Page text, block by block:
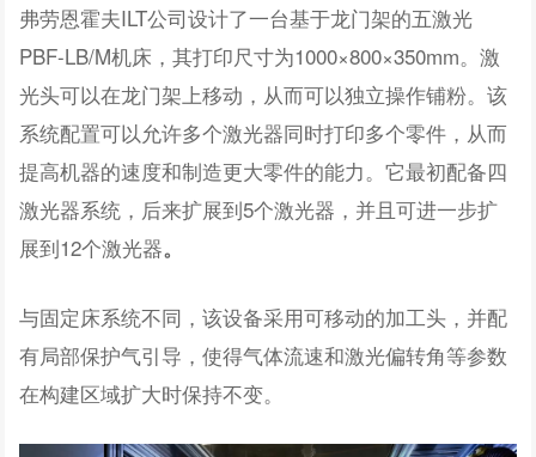
弗劳恩霍夫ILT公司设计了一台基于龙门架的五激光
PBF-LB/M机床，其打印尺寸为1000×800×350mm。激
光头可以在龙门架上移动，从而可以独立操作铺粉。该
系统配置可以允许多个激光器同时打印多个零件，从而
提高机器的速度和制造更大零件的能力。它最初配备四
激光器系统，后来扩展到5个激光器，并且可进一步扩
展到12个激光器。
与固定床系统不同，该设备采用可移动的加工头，并配
有局部保护气引导，使得气体流速和激光偏转角等参数
在构建区域扩大时保持不变。